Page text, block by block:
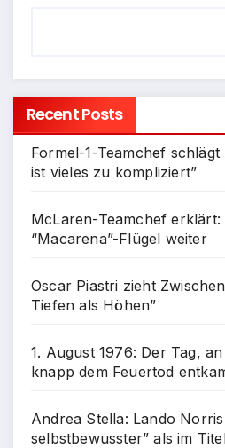
Recent Posts
Formel-1-Teamchef
ist vieles zu kompliziert”
McLaren-Teamchef erklärt:
“Macarena”-Flügel weiter
Oscar Piastri zieht
Tiefen als Höhen”
1. August 1976: Der Tag,
knapp dem Feuertod
Andrea Stella: Lando
selbstbewusster” als im